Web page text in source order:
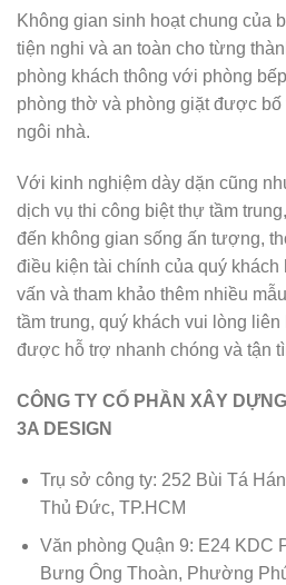
Không gian sinh hoạt chung của
tiện nghi và an toàn cho từng
phòng khách thông với phòng
phòng thờ và phòng giặt được bố
ngôi nhà.
Với kinh nghiệm dày dặn cũng
dịch vụ thi công biệt thự tầm
đến không gian sống ấn tượng,
điều kiện tài chính của quý
vấn và tham khảo thêm nhiều
tầm trung, quý khách vui lòng
được hỗ trợ nhanh chóng và tận
CÔNG TY CỔ PHẦN XÂY
3A DESIGN
Trụ sở công ty: 252 Bùi Tá
Thủ Đức, TP.HCM
Văn phòng Quận 9: E24 KDC
Bưng Ông Thoàn, Phường